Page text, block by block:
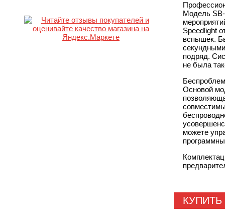
Модель
Speedlight
вспышек.
подряд.
не была
Основой
можете